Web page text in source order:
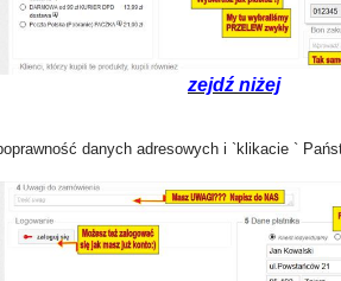
zejdź niżej
danych adresowych i `klikacie `